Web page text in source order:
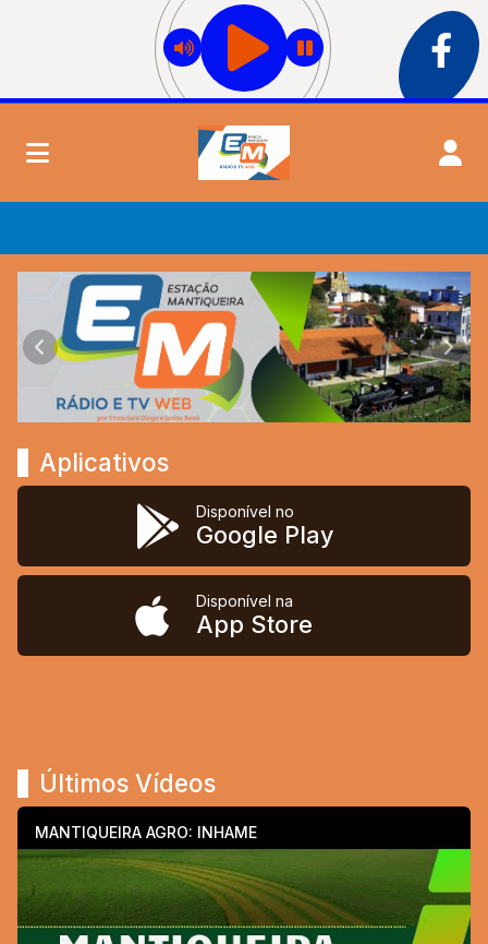
Estação Mantiqueira Rádio e TV
Anterior
Aplicativos
Disponível no
Google Play
Disponível na
App Store
Últimos Vídeos
MANTIQUEIRA AGRO: INHAME